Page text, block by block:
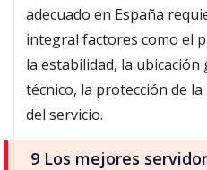
adecuado en España
integral factores como el
la estabilidad, la
técnico, la protección de
del servicio.
9 Los mejores